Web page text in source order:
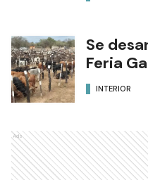
Se
Feria
INTERIOR
Ads